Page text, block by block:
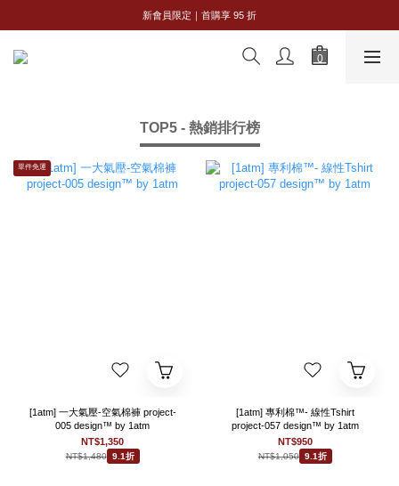
全館購物滿 NT$2,500｜享免運
新會員限定｜首購享 95 折
全館購物滿 NT$2,500｜享免運
TOP5 - 熱銷排行榜
單件免運
[1atm] 一大氣壓-空氣棉褲 project-
005 design™ by 1atm
NT$1,350
NT$1,480 9.1折
[1atm] 專利棉™- 線性Tshirt
project-057 design™ by 1atm
NT$950
NT$1,050 9.1折